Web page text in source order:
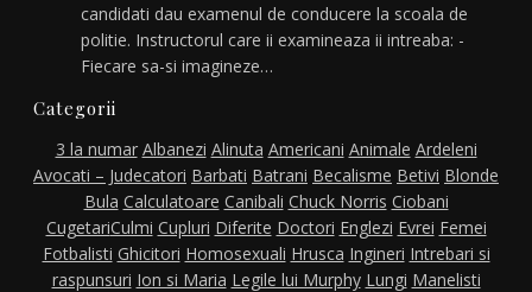
candidati dau examenul de conducere la scoala de
politie. Instructorul care ii examineaza ii intreaba: -
Fiecare sa-si imagineze…
Categorii
3 la numar Albanezi Alinuta Americani Animale Ardeleni
Avocati – Judecatori Barbati Batrani Becalisme Betivi Blonde
Bula Calculatoare Canibali Chuck Norris Ciobani
CugetariCulmi Cupluri Diferite Doctori Englezi Evrei Femei
Fotbalisti Ghicitori Homosexuali Hrusca Ingineri Intrebari si
raspunsuri Ion si Maria Legile lui Murphy Lungi Manelisti